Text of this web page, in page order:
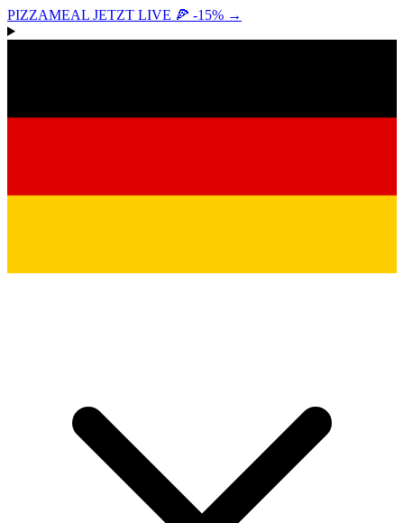
PIZZAMEAL JETZT LIVE 🍕 -15% →